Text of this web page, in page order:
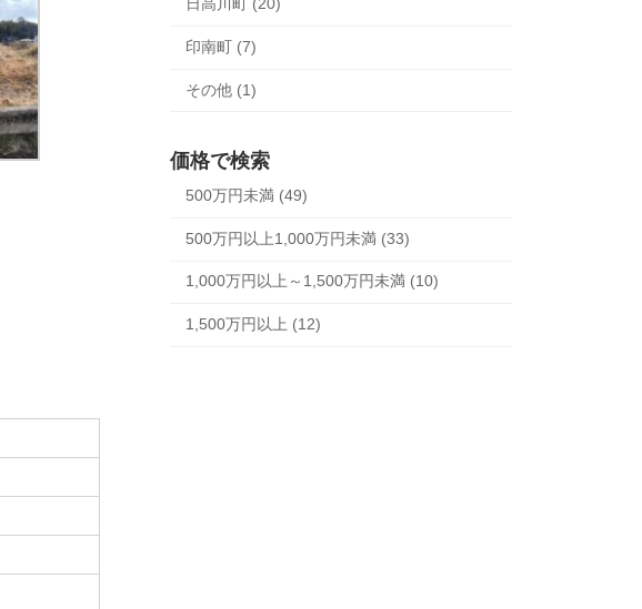
日高川町 (20)
印南町 (7)
その他 (1)
価格で検索
500万円未満 (49)
500万円以上1,000万円未満 (33)
1,000万円以上～1,500万円未満 (10)
1,500万円以上 (12)